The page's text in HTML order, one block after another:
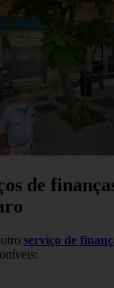
de
serviço de